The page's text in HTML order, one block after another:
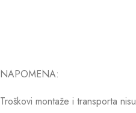
NAPOMENA:
Troškovi montaže i transporta